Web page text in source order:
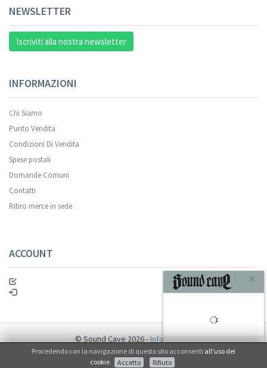
NEWSLETTER
Iscriviti alla nostra newsletter
INFORMAZIONI
Chi Siamo
Punto Vendita
Condizioni Di Vendita
Spese postali
Domande Comuni
Contatti
Ritiro merce in sede
ACCOUNT
© Sound Cave 2026 -Info privacy
Your registration was successful.
ISCRIVITI
Non mi interessa
Procedendo con la navigazione di questo sito acconsenti all'uso dei
cookie. Accetto Rifiuto